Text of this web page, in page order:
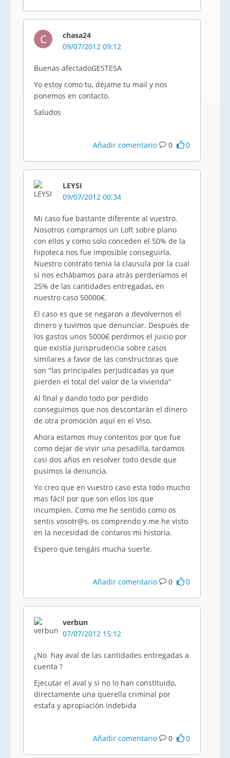
C
chasa24
09/07/2012 09:12
Buenas afectadoGESTESA
Yo estoy como tu, déjame tu mail y nos
ponemos en contacto.
Saludos
Añadir comentario 0 0
LEYSI
09/07/2012 00:34
Mi caso fue bastante diferente al vuestro.
Nosotros compramos un Loft sobre plano
con ellos y como solo conceden el 50% de la
hipoteca nos fue imposible conseguirla.
Nuestro contrato tenia la clausula por la cual
si nos echábamos para atrás perderíamos el
25% de las cantidades entregadas, en
nuestro caso 50000€.
El caso es que se negaron a devolvernos el
dinero y tuvimos que denunciar. Después de
los gastos unos 5000€ perdimos el juicio por
que existía jurisprudencia sobre casos
similares a favor de las constructoras que
son "las principales perjudicadas ya que
pierden el total del valor de la vivienda"
Al final y dando todo por perdido
conseguimos que nos descontarán el dinero
de otra promoción aquí en el Viso.
Ahora estamos muy contentos por que fue
como dejar de vivir una pesadilla, tardamos
casi dos años en resolver todo desde que
pusimos la denuncia.
Yo creo que en vuestro caso esta todo mucho
mas fácil por que son ellos los que
incumplen. Como me he sentido como os
sentis vosotr@s, os comprendo y me he visto
en la necesidad de contaros mi historia.
Espero que tengáis mucha suerte.
Añadir comentario 0 0
verbun
07/07/2012 15:12
¿No hay aval de las cantidades entregadas a
cuenta ?
Ejecutar el aval y si no lo han constituido,
directamente una querella criminal por
estafa y apropiación indebida
Añadir comentario 0 0